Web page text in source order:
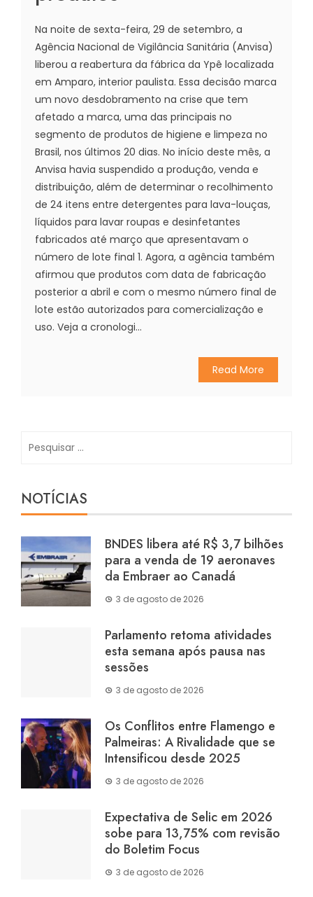
Na noite de sexta-feira, 29 de setembro, a
Agência Nacional de Vigilância Sanitária (Anvisa)
liberou a reabertura da fábrica da Ypê localizada
em Amparo, interior paulista. Essa decisão marca
um novo desdobramento na crise que tem
afetado a marca, uma das principais no
segmento de produtos de higiene e limpeza no
Brasil, nos últimos 20 dias. No início deste mês, a
Anvisa havia suspendido a produção, venda e
distribuição, além de determinar o recolhimento
de 24 itens entre detergentes para lava-louças,
líquidos para lavar roupas e desinfetantes
fabricados até março que apresentavam o
número de lote final 1. Agora, a agência também
afirmou que produtos com data de fabricação
posterior a abril e com o mesmo número final de
lote estão autorizados para comercialização e
uso. Veja a cronologi...
Read More
NOTÍCIAS
BNDES libera até R$ 3,7 bilhões
para a venda de 19 aeronaves
da Embraer ao Canadá
3 de agosto de 2026
Parlamento retoma atividades
esta semana após pausa nas
sessões
3 de agosto de 2026
Os Conflitos entre Flamengo e
Palmeiras: A Rivalidade que se
Intensificou desde 2025
3 de agosto de 2026
Expectativa de Selic em 2026
sobe para 13,75% com revisão
do Boletim Focus
3 de agosto de 2026